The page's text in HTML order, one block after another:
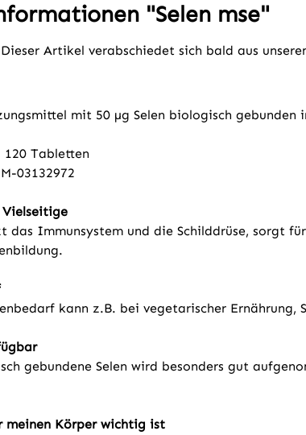
"Selen mse"
Dieser Artikel verabschiedet sich bald aus
mit 50 µg Selen biologisch gebunden
120 Tabletten
03132972
Vielseitige
das Immunsystem und die Schilddrüse, sorgt
kann z.B. bei vegetarischer
gebundene Selen wird besonders gut
meinen Körper wichtig ist